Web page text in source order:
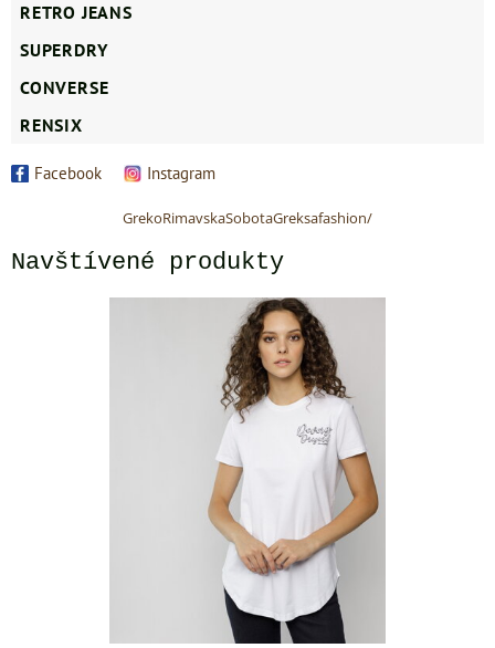
RETRO JEANS
SUPERDRY
CONVERSE
RENSIX
Facebook Instagram
GrekoRimavskaSobotaGreksafashion/
Navštívené produkty